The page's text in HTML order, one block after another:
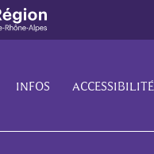
INFOS ACCESSIBILITÉ